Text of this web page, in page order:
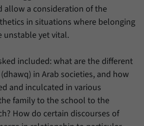
allow a consideration of the
in situations where belonging
unstable yet vital.
included: what are the different
in Arab societies, and how
and inculcated in various
family to the school to the
How do certain discourses of